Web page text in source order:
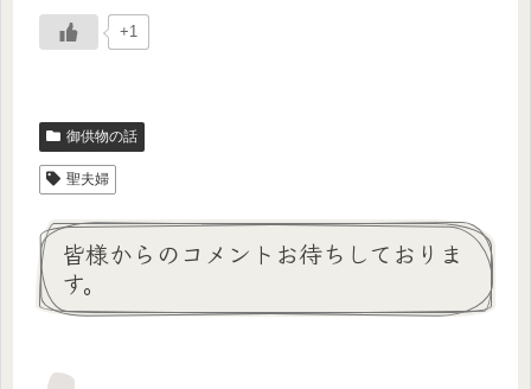
+1
御供物の話
聖夫婦
皆様からのコメントお待ちしておりま
す。